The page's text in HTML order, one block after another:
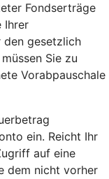
Fondserträge
Ihrer
den gesetzlich
Sie zu
Vorabpauschale
ein. Reicht Ihr
auf eine
dem nicht vorher